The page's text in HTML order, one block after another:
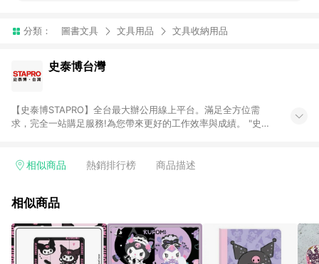
分類： 圖書文具 文具用品 文具收納用品
史泰博台灣
【史泰博STAPRO】全台最大辦公用線上平台。滿足全方位需
求，完全一站購足服務!為您帶來更好的工作效率與成績。 "史泰
機器、3C及電腦週邊、辦公傢俱、生活用、茶水間用品、名片及
瀏覽器於 24 小時內結帳才享有回饋。 (2) 訂單未滿免運門檻750
相似商品 熱銷排行榜 商品描述
相似商品